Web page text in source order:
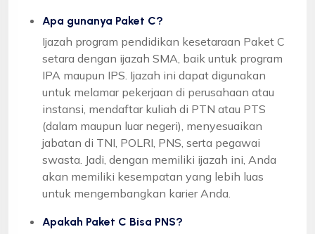
Apa gunanya Paket C?
Ijazah program pendidikan kesetaraan Paket C
setara dengan ijazah SMA, baik untuk program
IPA maupun IPS. Ijazah ini dapat digunakan
untuk melamar pekerjaan di perusahaan atau
instansi, mendaftar kuliah di PTN atau PTS
(dalam maupun luar negeri), menyesuaikan
jabatan di TNI, POLRI, PNS, serta pegawai
swasta. Jadi, dengan memiliki ijazah ini, Anda
akan memiliki kesempatan yang lebih luas
untuk mengembangkan karier Anda.
Apakah Paket C Bisa PNS?